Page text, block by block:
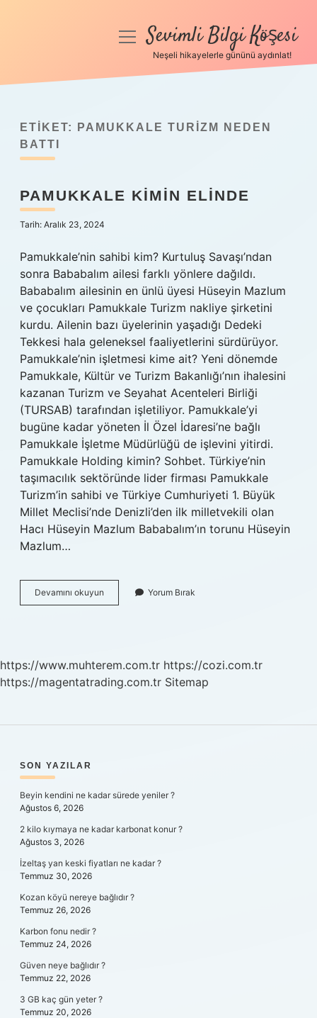
Anasayfa
Yasal Uyarı
menüyüSevimli Bilgi Köşesi
Neşeli hikayelerle gününü aydınlat!
ETIKET:
PAMUKKALE TURIZM NEDEN
BATTI
PAMUKKALE KIMIN ELINDE
Tarih: Aralık 23, 2024
Pamukkale’nin sahibi kim? Kurtuluş Savaşı’ndan
sonra Bababalım ailesi farklı yönlere dağıldı.
Bababalım ailesinin en ünlü üyesi Hüseyin Mazlum
ve çocukları Pamukkale Turizm nakliye şirketini
kurdu. Ailenin bazı üyelerinin yaşadığı Dedeki
Tekkesi hala geleneksel faaliyetlerini sürdürüyor.
Pamukkale’nin işletmesi kime ait? Yeni dönemde
Pamukkale, Kültür ve Turizm Bakanlığı’nın ihalesini
kazanan Turizm ve Seyahat Acenteleri Birliği
(TURSAB) tarafından işletiliyor. Pamukkale’yi
bugüne kadar yöneten İl Özel İdaresi’ne bağlı
Pamukkale İşletme Müdürlüğü de işlevini yitirdi.
Pamukkale Holding kimin? Sohbet. Türkiye’nin
taşımacılık sektöründe lider firması Pamukkale
Turizm’in sahibi ve Türkiye Cumhuriyeti 1. Büyük
Millet Meclisi’nde Denizli’den ilk milletvekili olan
Hacı Hüseyin Mazlum Bababalım’ın torunu Hüseyin
Mazlum…
Devamını okuyun Pamukkale
Kimin
Yorum Bırak
https://www.muhterem.com.tr https://cozi.com.tr
https://magentatrading.com.tr Sitemap
SIDEBAR
SON YAZILAR
Beyin kendini ne kadar sürede yeniler ?
Ağustos 6, 2026
2 kilo kıymaya ne kadar karbonat konur ?
Ağustos 3, 2026
İzeltaş yan keski fiyatları ne kadar ?
Temmuz 30, 2026
Kozan köyü nereye bağlıdır ?
Temmuz 26, 2026
Karbon fonu nedir ?
Temmuz 24, 2026
Güven neye bağlıdır ?
Temmuz 22, 2026
3 GB kaç gün yeter ?
Temmuz 20, 2026